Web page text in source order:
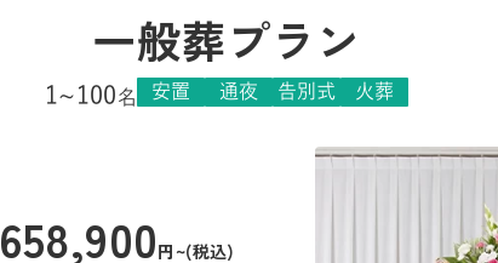
一般葬プラン
1~100名 安置 通夜 告別式 火葬
658,900円~(税込)